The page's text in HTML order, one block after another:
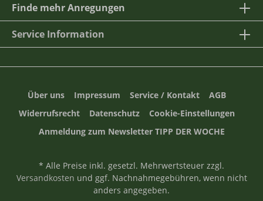
Finde mehr Anregungen
Service Information
Über uns Impressum Service / Kontakt
AGB
Widerrufsrecht
Datenschutz
Cookie-Einstellungen
Anmeldung zum Newsletter TIPP DER WOCHE
* Alle Preise inkl. gesetzl. Mehrwertsteuer zzgl.
Versandkosten und ggf. Nachnahmegebühren, wenn nicht
anders angegeben.